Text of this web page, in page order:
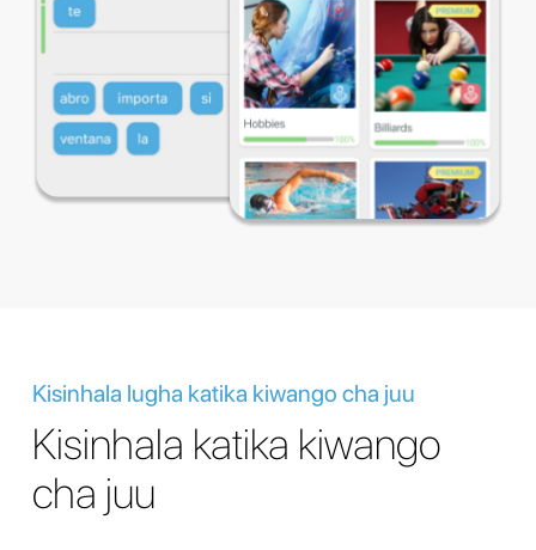
Kisinhala lugha katika kiwango cha juu
Kisinhala katika kiwango
cha juu